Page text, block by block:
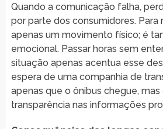
Quando a comunicação falha,
por parte dos consumidores. Para
apenas um movimento físico; é
emocional. Passar horas sem
situação apenas acentua esse
espera de uma companhia de
apenas que o ônibus chegue, mas
transparência nas informações